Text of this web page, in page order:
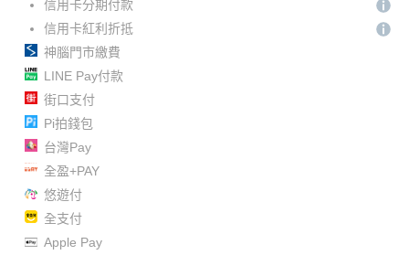
信用卡分期付款
信用卡紅利折抵
神腦門市繳費
LINE Pay付款
街口支付
Pi拍錢包
台灣Pay
全盈+PAY
悠遊付
全支付
Apple Pay